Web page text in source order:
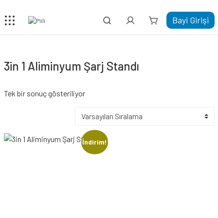
Bayi Girişi
3in 1 Aliminyum Şarj Standı
Tek bir sonuç gösteriliyor
İndirim!